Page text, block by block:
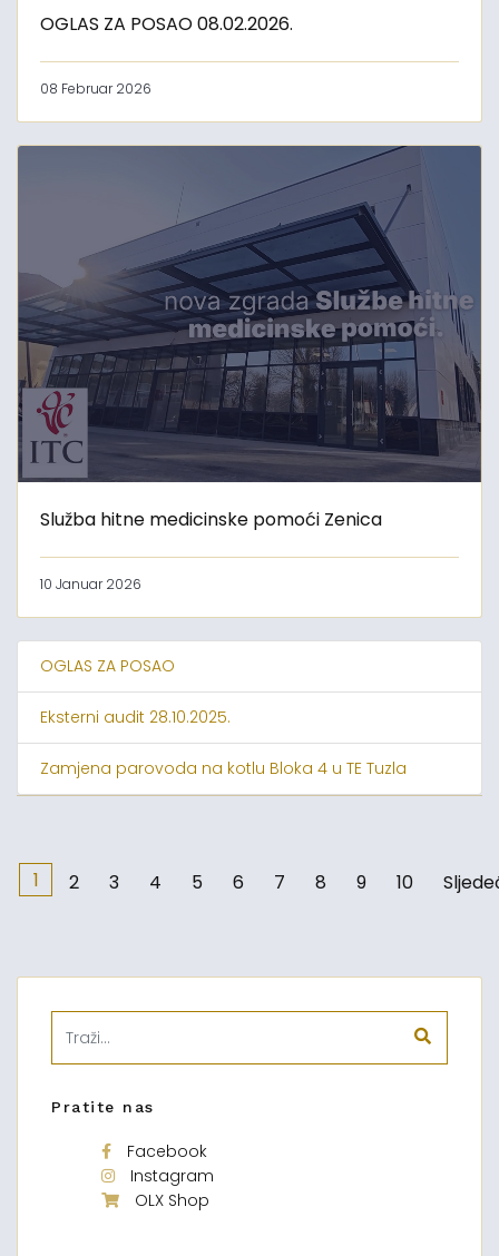
OGLAS ZA POSAO 08.02.2026.
08 Februar 2026
Služba hitne medicinske pomoći Zenica
10 Januar 2026
OGLAS ZA POSAO
Eksterni audit 28.10.2025.
Zamjena parovoda na kotlu Bloka 4 u TE Tuzla
1 2 3 4 5 6 7 8 9 10
Pratite nas
Facebook
Instagram
OLX Shop